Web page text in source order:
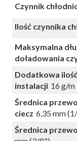
Czynnik
Ilość czynnika
Maksymalna
doładowania
Dodatkowa
instalacji 16 g/m
Średnica
ciecz 6,35 mm
Średnica